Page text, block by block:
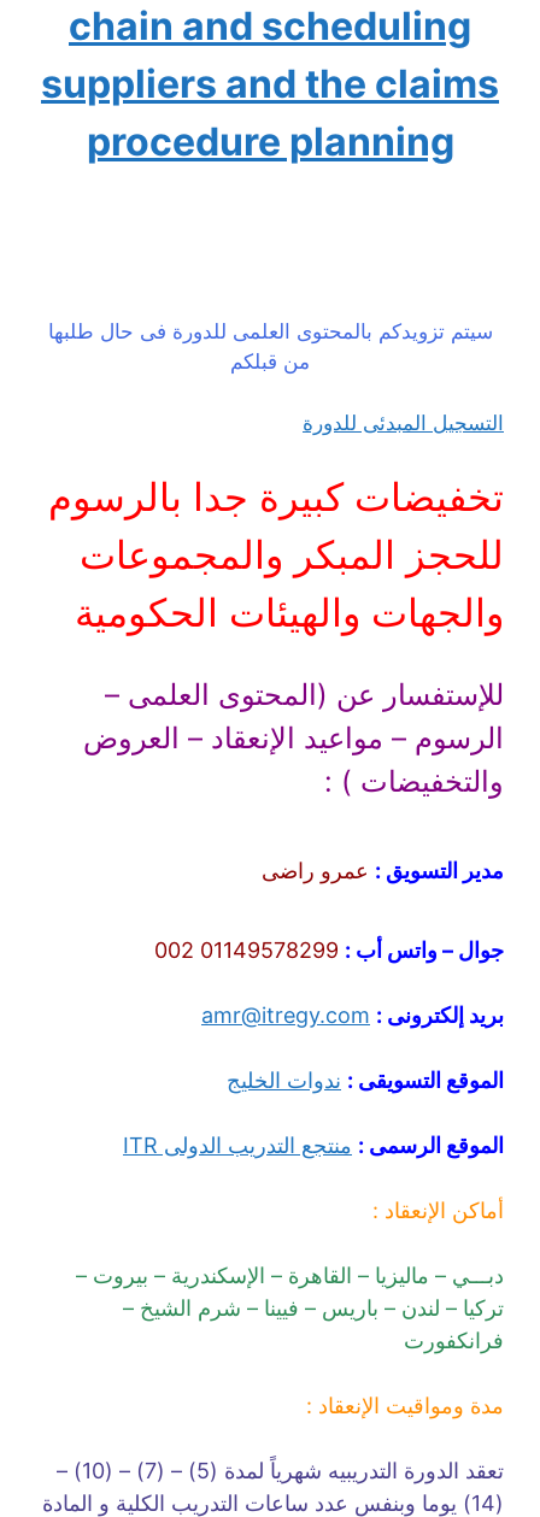
chain and scheduling
suppliers and the claims
procedure planning
سيتم تزويدكم بالمحتوى العلمى للدورة فى حال طلبها
من قبلكم
التسجيل المبدئى للدورة
تخفيضات كبيرة جدا بالرسوم
للحجز المبكر والمجموعات
والجهات والهيئات الحكومية
للإستفسار عن (المحتوى العلمى –
الرسوم – مواعيد الإنعقاد – العروض
والتخفيضات ) :
مدير التسويق : عمرو راضى
جوال – واتس أب : 01149578299 002
بريد إلكترونى : amr@itregy.com
الموقع التسويقى : ندوات الخليج
الموقع الرسمى : منتجع التدريب الدولى ITR
أماكن الإنعقاد :
دبـــي – ماليزيا – القاهرة – الإسكندرية – بيروت –
تركيا – لندن – باريس – فيينا – شرم الشيخ –
فرانكفورت
مدة ومواقيت الإنعقاد :
تعقد الدورة التدريبيه شهرياً لمدة (5) – (7) – (10) –
(14) يوما وبنفس عدد ساعات التدريب الكلية و المادة